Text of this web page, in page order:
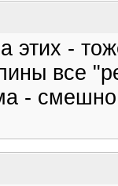
этих -
все
-